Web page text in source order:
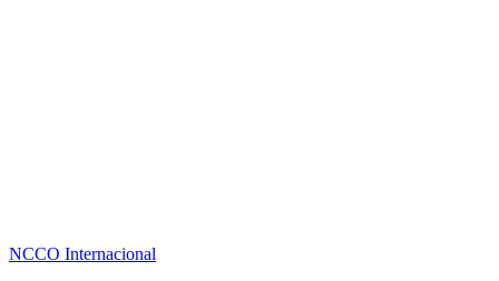
NCCO Internacional